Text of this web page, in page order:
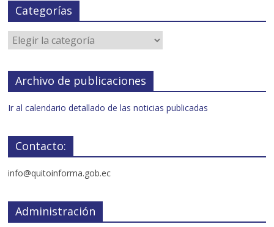
Categorías
Archivo de publicaciones
Ir al calendario detallado de las noticias publicadas
Contacto:
info@quitoinforma.gob.ec
Administración